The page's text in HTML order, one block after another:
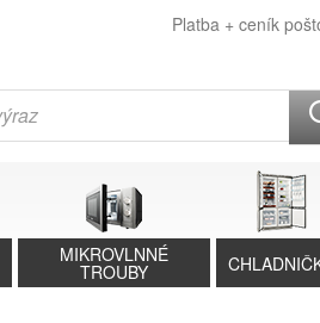
Platba + ceník
MIKROVLNNÉ
TROUBY